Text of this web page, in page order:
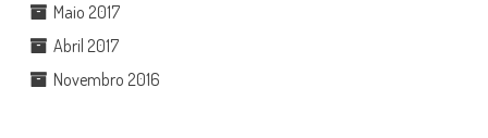
Maio 2017
Abril 2017
Novembro 2016